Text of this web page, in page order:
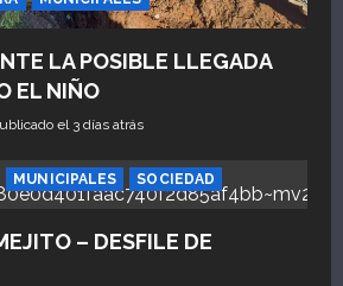
LA POSIBLE LLEGADA
EL NIÑO
el 3 días atrás
MUNICIPALES SOCIEDAD
– DESFILE DE